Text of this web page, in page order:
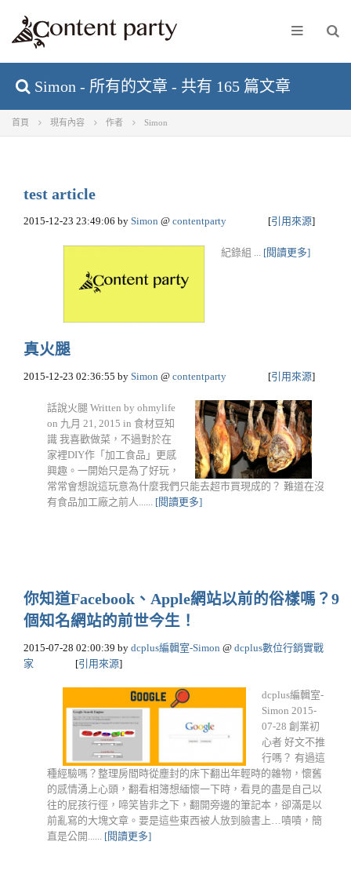
Simon - 所有的文章 - 共有 165 篇文章
首頁 現有內容 作者 Simon
test article
2015-12-23 23:49:06 by Simon @ contentparty [引用來源]
紀錄組 ... [閱讀更多]
真火腿
2015-12-23 02:36:55 by Simon @ contentparty [引用來源]
話說火腿 Written by ohmylife
on 九月 21, 2015 in 食材豆知
識 我喜歡做菜，不過對於在
家裡DIY作「加工食品」更感
興趣。一開始只是為了好玩，
常常會想說這玩意為什麼我們只能去超市買現成的？ 難道在沒
有食品加工廠之前人...... [閱讀更多]
你知道Facebook、Apple網站以前的俗樣嗎？9
個知名網站的前世今生！
2015-07-28 02:00:39 by dcplus編輯室-Simon @ dcplus數位行銷實戰
家
[引用來源]
dcplus編輯室-
Simon 2015-
07-28 創業初
心者 好文不推
行嗎？ 有過這
種經驗嗎？整理房間時從塵封的床下翻出年輕時的雜物，懷舊
的感情湧上心頭，翻看相簿想緬懷一下時，看見的盡是自己以
往的屁孩行徑，啼笑皆非之下，翻開旁邊的筆記本，卻滿是以
前亂寫的大塊文章。要是這些東西被人放到臉書上…嘖嘖，簡
直是公開...... [閱讀更多]